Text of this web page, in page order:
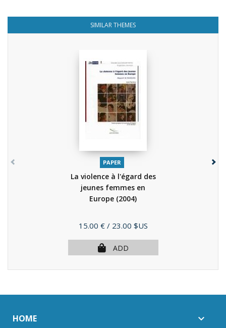
SIMILAR THEMES
PAPER
La violence à l'égard des
jeunes femmes en
Europe (2004)
Price
15.00 € / 23.00 $US
ADD
HOME 